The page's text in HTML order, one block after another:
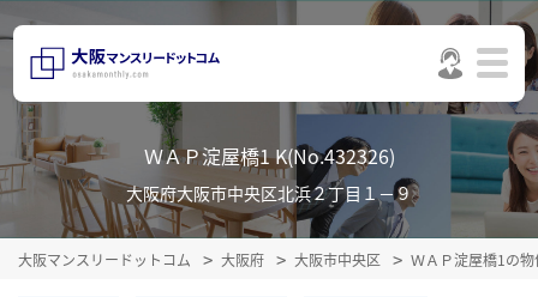
ＷＡＰ淀屋橋1 K(No.432326)
大阪府大阪市中央区北浜２丁目１－９
大阪マンスリードットコム 大阪府 大阪市中央区 ＷＡＰ淀屋橋1の